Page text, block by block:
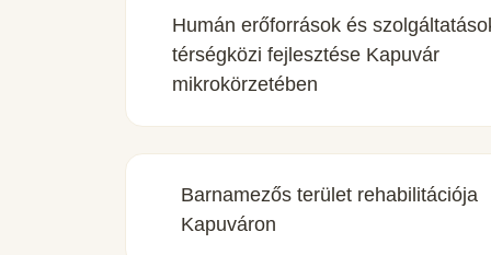
Humán erőforrások és
térségközi fejlesztése Kapuvár
mikrokörzetében
Barnamezős terület rehabilitációja
Kapuváron